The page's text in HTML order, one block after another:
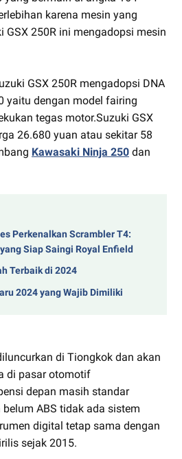
karena mesin yang
GSX 250R ini mengadopsi mesin
GSX 250R mengadopsi DNA
yaitu dengan model fairing
tegas motor.Suzuki GSX
26.680 yuan atau sekitar 58
Kawasaki Ninja 250 dan
Perkenalkan Scrambler T4:
Siap Saingi Royal Enfield
Terbaik di 2024
2024 yang Wajib Dimiliki
di Tiongkok dan akan
di pasar otomotif
depan masih standar
ABS tidak ada sistem
digital tetap sama dengan
sejak 2015.